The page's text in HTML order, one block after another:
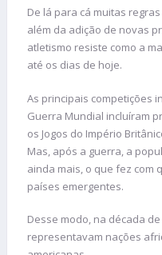
De lá para cá muitas
além da adição de novas
atletismo resiste como a
até os dias de hoje.
As principais competições
Guerra Mundial incluíram
os Jogos do Império
Mas, após a guerra, a
ainda mais, o que fez com
países emergentes.
Desse modo, na década
representavam nações